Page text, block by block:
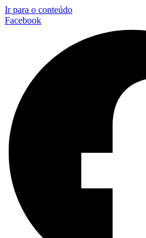
Ir para o conteúdo
Facebook